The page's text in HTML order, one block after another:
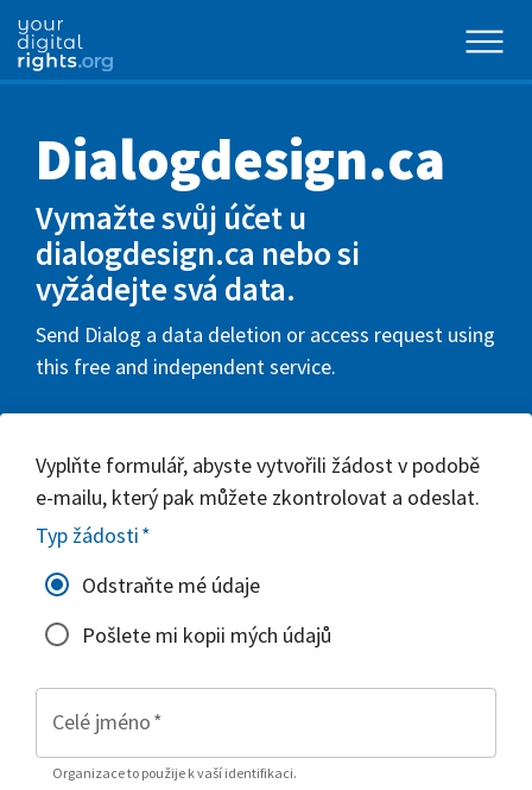
Dialogdesign.ca
Vymažte svůj účet u
dialogdesign.ca nebo si
vyžádejte svá data.
Send Dialog a data deletion or access request using
this free and independent service.
Vyplňte formulář, abyste vytvořili žádost v podobě
e-mailu, který pak můžete zkontrolovat a odeslat.
Typ žádosti*
Odstraňte mé údaje
Pošlete mi kopii mých údajů
Celé jméno*
Organizace to použije k vaší identifikaci.